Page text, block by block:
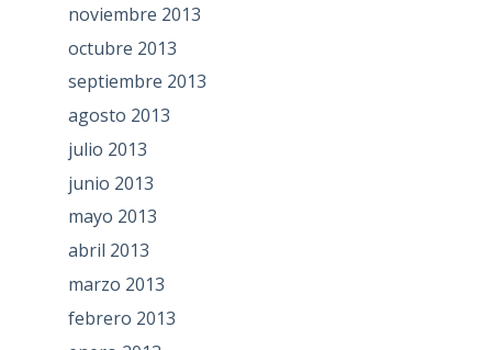
noviembre 2013
octubre 2013
septiembre 2013
agosto 2013
julio 2013
junio 2013
mayo 2013
abril 2013
marzo 2013
febrero 2013